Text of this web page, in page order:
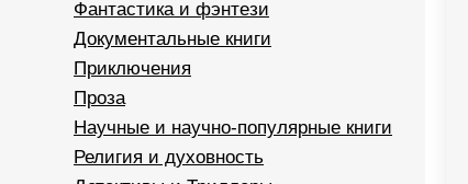
Фантастика и фэнтези
Документальные книги
Приключения
Проза
Научные и научно-популярные книги
Религия и духовность